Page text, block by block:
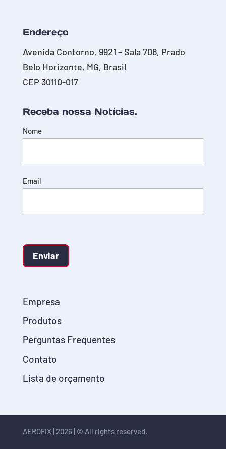
Endereço
Avenida Contorno, 9921 – Sala 706, Prado
Belo Horizonte, MG, Brasil
CEP 30110-017
Receba nossa Notícias.
Nome
Email
Enviar
Empresa
Produtos
Perguntas Frequentes
Contato
Lista de orçamento
AEROFIX | 2026 | © All rights reserved.